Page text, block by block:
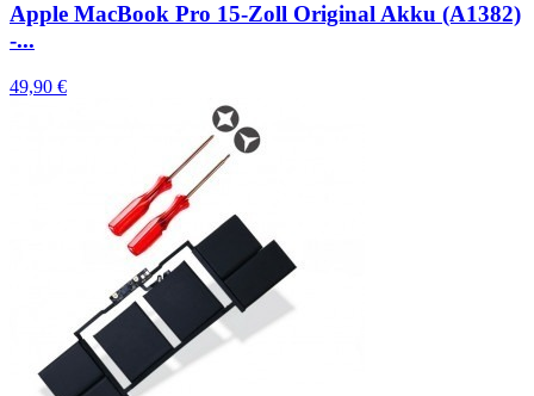
Apple MacBook Pro 15-Zoll Original Akku (A1382)
-...
49,90 €